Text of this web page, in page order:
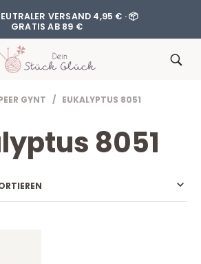
VERSAND 4,95 € · 📦
GRATIS AB 89 €
GYNT / EUKALYPTUS 8051
8051